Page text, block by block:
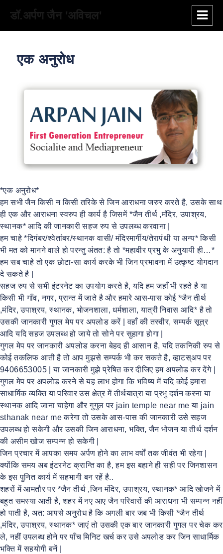
डॉ.अर्पण जैन 'अविचल'
एक अनुरोध
*एक अनुरोध*
हम सभी जैन किसी न किसी तरिके से जिन आराधना जरुर करते है, उसके साथ
ही एक और आराधना स्वरुप ही कार्य है जिसमें *जैन तीर्थ ,मंदिर, उपाश्रय,
स्थानक* आदि की जानकारी सहज रुप से उपलब्ध करवाना |
हम चाहे *दिगंबर/श्वेतांबर/स्थानक वासी/ मंदिरमार्गीय/तेरापंथी या अन्य* किसी
भी मत को मानने वाले हो परन्तु अंतत: है तो *महावीर प्रभु के अनुयायी ही…*
हम सब चाहे तो एक छोटा-सा कार्य करके भी जिन प्रभावना में उत्कृष्ट योगदान
दे सकते है |
सहज रुप से सभी इंटरनेट का उपयोग करते है, यदि हम जहाँ भी रहते है या
किसी भी गाँव, नगर, प्रान्त में जाते है और हमारे आस-पास कोई *जैन तीर्थ
,मंदिर, उपाश्रय, स्थानक, भोजनशाला, धर्मशाला, यात्री निवास आदि* है तो
उसकी जानकारी गुगल मेप पर अपलोड करें | वहाँ की तस्वीर, सम्पर्क सूत्र
आदि यदि सहज उपलब्ध हो जाये तो सोने पर सुहागा होगा |
गुगल मेप पर जानकारी अपलोड करना बेहद ही आसान है, यदि तकनिकी रुप से
कोई तकलिफ आती है तो आप मुझसे सम्पर्क भी कर सकते है, व्हाटस्अप पर
9406653005 | या जानकारी मुझे प्रेषित कर दीजिए हम अपलोड कर देंगे |
गुगल मेप पर अपलोड करने से यह लाभ होगा कि भविष्य में यदि कोई हमारा
साधार्मिक व्यक्ति या परिवार उस क्षेत्र में तीर्थयात्रा या प्रभु दर्शन करना या
स्थानक आदि जाना चाहेगा और गुगुल पर jain temple near me या jain
sthanak near me करेगा तो उसके आस-पास की जानकारी उसे सहज
उपलब्ध हो सकेगी और उसकी जिन आराधना, भक्ति, जैन भोजन या तीर्थ दर्शन
की असीम खोज सम्पन्न हो सकेगी |
जिन प्रचार में आपका समय अर्पण होने का लाभ वर्षों तक जीवंत भी रहेगा |
क्योंकि समय अब इंटरनेट क्रान्ति का है, हम इस बहाने ही सही पर जिनशासन
के इस पुनित कार्य में सहभागी बन रहें है..
शहरों में आमतौर पर *जैन तीर्थ ,जिन मंदिर, उपाश्रय, स्थानक* आदि खोजने में
बहुत समस्या आती है, शहर में नए आए जैन परिवारों की आराधना भी सम्पन्न नहीं
हो पाती है, अत: आपसे अनुरोध है कि अगली बार जब भी किसी *जैन तीर्थ
,मंदिर, उपाश्रय, स्थानक* जाएं तो उसकी एक बार जानकारी गुगल पर चेक कर
ले, नहीं उपलब्ध होने पर पाँच मिनिट खर्च कर उसे अपलोड कर जिन साधार्मिक
भक्ति में सहयोगी बनें |